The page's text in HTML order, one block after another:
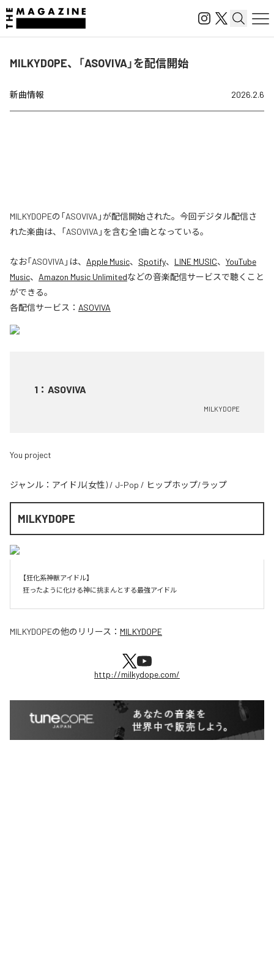
MILKYDOPE、「ASOVIVA」を配信開始
新曲情報 2026.2.6
MILKYDOPEの「ASOVIVA」が配信開始された。今回デジタル配信さ
れた楽曲は、「ASOVIVA」を含む全1曲となっている。
なお「ASOVIVA 」は、 Apple Music、 Spotify、 LINE MUSIC、 YouTube
Music、 Amazon Music Unlimitedなどの音楽配信サービスで聴くこと
ができる。
各配信サービス： ASOVIVA
1 ： ASOVIVA
MILKYDOPE
You project
ジャンル： アイドル(女性) / J-Pop / ヒップホップ/ラップ
MILKYDOPE
【狂化系神獣アイドル】
狂ったように化ける神に挑まんとする最強アイドル
MILKYDOPEの他のリリース： MILKYDOPE
http://milkydope.com/